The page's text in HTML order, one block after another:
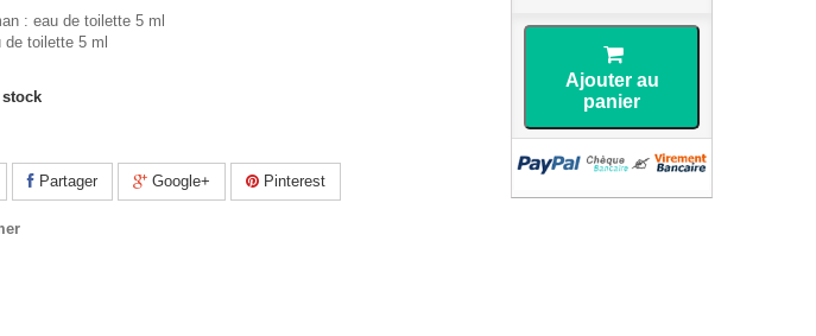
: eau de toilette 5 ml
toilette 5 ml
Partager Google+ Pinterest
Ajouter au
panier